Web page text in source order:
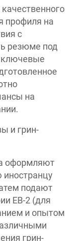
профиля на
с
резюме под
ключевые
на
и грин-
оформляют
подают
EB-2 (для
и опытом
грин-